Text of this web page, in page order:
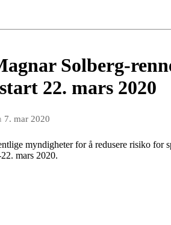
Solberg-
22. mars 2020
7. mar 2020
myndigheter for å redusere risiko for
mars 2020.